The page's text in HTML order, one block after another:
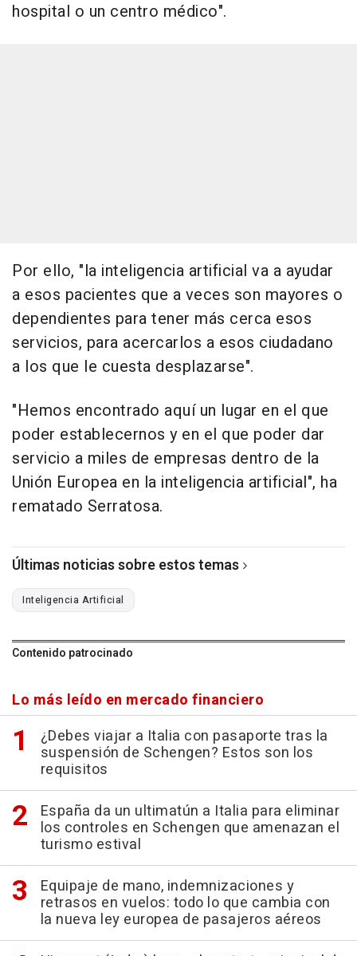
hospital o un centro médico".
Por ello, "la inteligencia artificial va a ayudar
a esos pacientes que a veces son mayores o
dependientes para tener más cerca esos
servicios, para acercarlos a esos ciudadano
a los que le cuesta desplazarse".
"Hemos encontrado aquí un lugar en el que
poder establecernos y en el que poder dar
servicio a miles de empresas dentro de la
Unión Europea en la inteligencia artificial", ha
rematado Serratosa.
Últimas noticias sobre estos temas
Inteligencia Artificial
Contenido patrocinado
Lo más leído en mercado financiero
¿Debes viajar a Italia con pasaporte tras la
suspensión de Schengen? Estos son los
requisitos
España da un ultimatún a Italia para eliminar
los controles en Schengen que amenazan el
turismo estival
Equipaje de mano, indemnizaciones y
retrasos en vuelos: todo lo que cambia con
la nueva ley europea de pasajeros aéreos